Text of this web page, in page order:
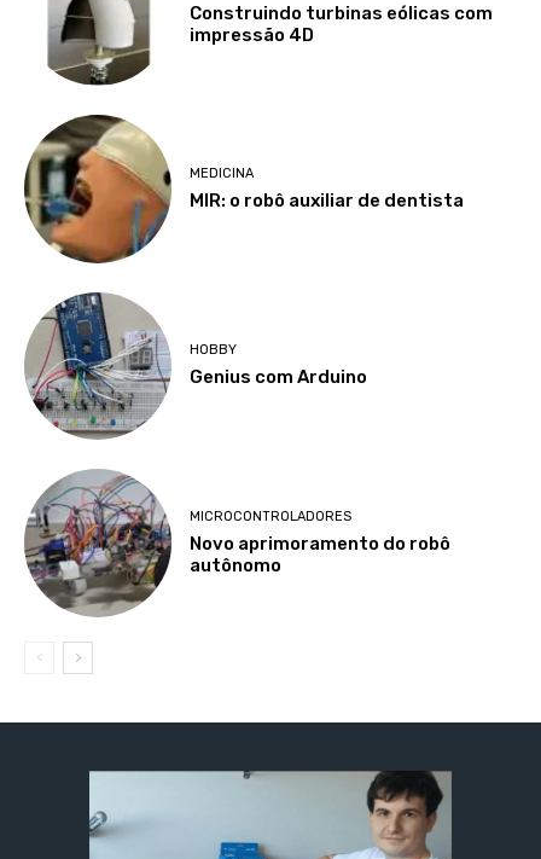
Construindo turbinas eólicas com
impressão 4D
MEDICINA
MIR: o robô auxiliar de dentista
HOBBY
Genius com Arduino
MICROCONTROLADORES
Novo aprimoramento do robô
autônomo